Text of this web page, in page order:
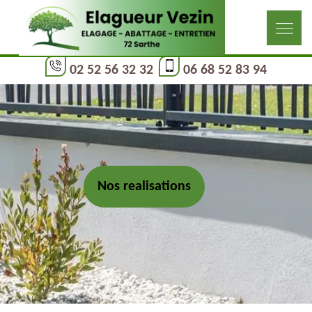
02 52 56 32 32 06 68 52 83 94
Nos realisations